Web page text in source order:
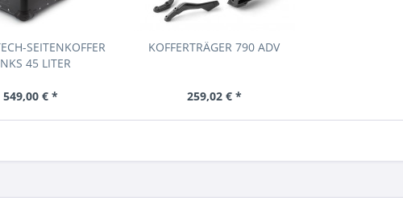
SEITENKOFFER
45 LITER
549,00 € *
KOFFERTRÄGER 790 ADV
259,02 € *